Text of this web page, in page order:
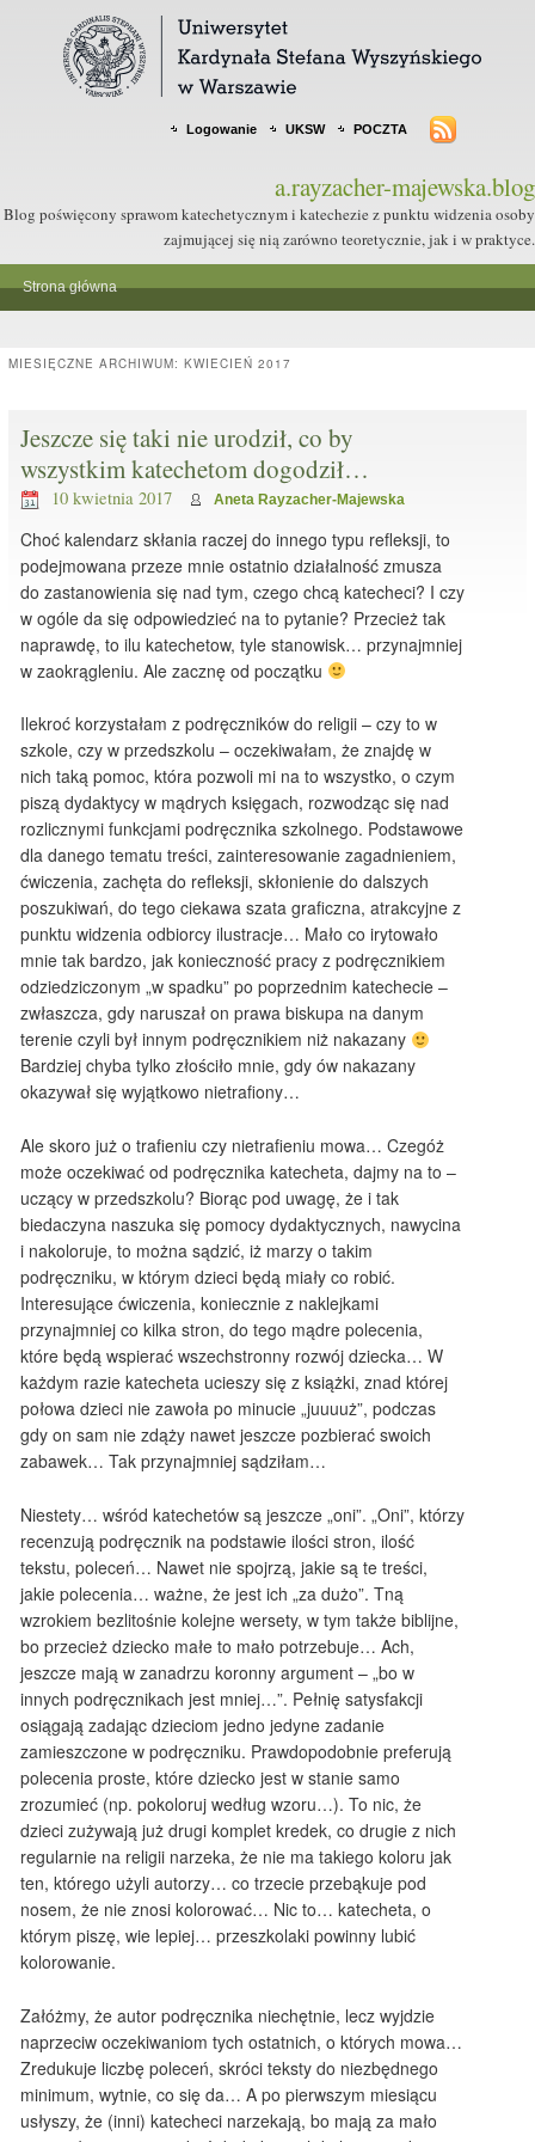
Logowanie UKSW POCZTA
a.rayzacher-majewska.blog
Blog poświęcony sprawom katechetycznym i katechezie z punktu widzenia osoby
zajmującej się nią zarówno teoretycznie, jak i w praktyce.
Strona główna
MIESIĘCZNE ARCHIWUM:KWIECIEŃ 2017
Jeszcze się taki nie urodził, co by
wszystkim katechetom dogodził…
10 kwietnia 2017 Aneta Rayzacher-Majewska
Choć kalendarz skłania raczej do innego typu refleksji, to
podejmowana przeze mnie ostatnio działalność zmusza
do zastanowienia się nad tym, czego chcą katecheci? I czy
w ogóle da się odpowiedzieć na to pytanie? Przecież tak
naprawdę, to ilu katechetow, tyle stanowisk… przynajmniej
w zaokrągleniu. Ale zacznę od początku
Ilekroć korzystałam z podręczników do religii – czy to w
szkole, czy w przedszkolu – oczekiwałam, że znajdę w
nich taką pomoc, która pozwoli mi na to wszystko, o czym
piszą dydaktycy w mądrych księgach, rozwodząc się nad
rozlicznymi funkcjami podręcznika szkolnego. Podstawowe
dla danego tematu treści, zainteresowanie zagadnieniem,
ćwiczenia, zachęta do refleksji, skłonienie do dalszych
poszukiwań, do tego ciekawa szata graficzna, atrakcyjne z
punktu widzenia odbiorcy ilustracje… Mało co irytowało
mnie tak bardzo, jak konieczność pracy z podręcznikiem
odziedziczonym „w spadku” po poprzednim katechecie –
zwłaszcza, gdy naruszał on prawa biskupa na danym
terenie czyli był innym podręcznikiem niż nakazany
Bardziej chyba tylko złościło mnie, gdy ów nakazany
okazywał się wyjątkowo nietrafiony…
Ale skoro już o trafieniu czy nietrafieniu mowa… Czegóż
może oczekiwać od podręcznika katecheta, dajmy na to –
uczący w przedszkolu? Biorąc pod uwagę, że i tak
biedaczyna naszuka się pomocy dydaktycznych, nawycina
i nakoloruje, to można sądzić, iż marzy o takim
podręczniku, w którym dzieci będą miały co robić.
Interesujące ćwiczenia, koniecznie z naklejkami
przynajmniej co kilka stron, do tego mądre polecenia,
które będą wspierać wszechstronny rozwój dziecka… W
każdym razie katecheta ucieszy się z książki, znad której
połowa dzieci nie zawoła po minucie „juuuuż”, podczas
gdy on sam nie zdąży nawet jeszcze pozbierać swoich
zabawek… Tak przynajmniej sądziłam…
Niestety… wśród katechetów są jeszcze „oni”. „Oni”, którzy
recenzują podręcznik na podstawie ilości stron, ilość
tekstu, poleceń… Nawet nie spojrzą, jakie są te treści,
jakie polecenia… ważne, że jest ich „za dużo”. Tną
wzrokiem bezlitośnie kolejne wersety, w tym także biblijne,
bo przecież dziecko małe to mało potrzebuje… Ach,
jeszcze mają w zanadrzu koronny argument – „bo w
innych podręcznikach jest mniej…”. Pełnię satysfakcji
osiągają zadając dzieciom jedno jedyne zadanie
zamieszczone w podręczniku. Prawdopodobnie preferują
polecenia proste, które dziecko jest w stanie samo
zrozumieć (np. pokoloruj według wzoru…). To nic, że
dzieci zużywają już drugi komplet kredek, co drugie z nich
regularnie na religii narzeka, że nie ma takiego koloru jak
ten, którego użyli autorzy… co trzecie przebąkuje pod
nosem, że nie znosi kolorować… Nic to… katecheta, o
którym piszę, wie lepiej… przeszkolaki powinny lubić
kolorowanie.
Załóżmy, że autor podręcznika niechętnie, lecz wyjdzie
naprzeciw oczekiwaniom tych ostatnich, o których mowa…
Zredukuje liczbę poleceń, skróci teksty do niezbędnego
minimum, wytnie, co się da… A po pierwszym miesiącu
usłyszy, że (inni) katecheci narzekają, bo mają za mało